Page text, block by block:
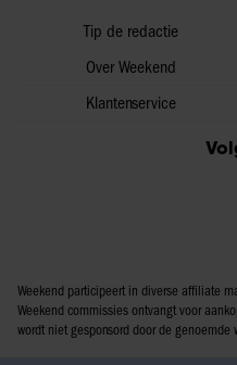
Tip de redactie
Over Weekend
Klantenservice
Weekend participeert in diverse affiliate
Weekend commissies ontvangt voor
wordt niet gesponsord door de genoemde